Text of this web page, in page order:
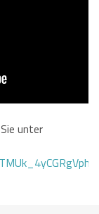
unter